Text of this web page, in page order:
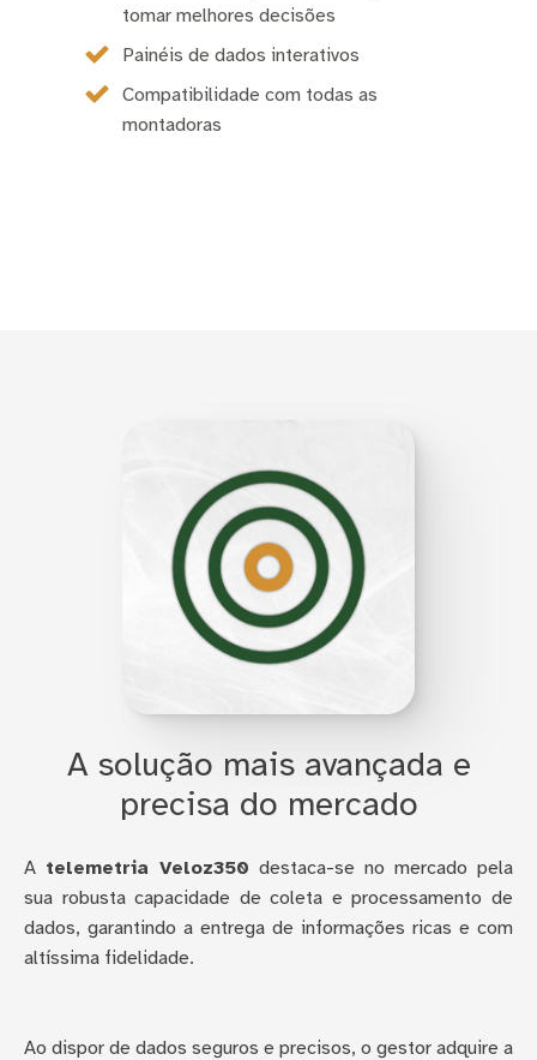
tomar melhores decisões
Painéis de dados interativos
Compatibilidade com todas as
montadoras
A solução mais avançada e
precisa do mercado
A telemetria Veloz350 destaca-se no mercado pela
sua robusta capacidade de coleta e processamento de
dados, garantindo a entrega de informações ricas e com
altíssima fidelidade.
Ao dispor de dados seguros e precisos, o gestor adquire a